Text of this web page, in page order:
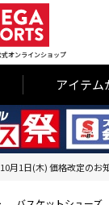
オンラインショップ
アイテム
月1日(木) 価格改定のお